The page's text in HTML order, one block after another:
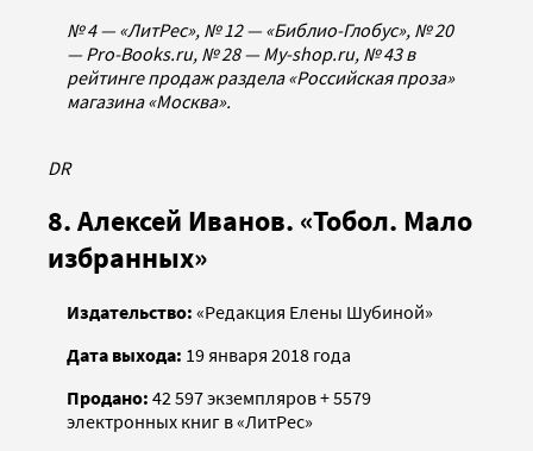
№ 4 — «ЛитРес», № 12 — «Библио-Глобус», № 20
— Pro-Books.ru, № 28 — My-shop.ru, № 43 в
рейтинге продаж раздела «Российская проза»
магазина «Москва».
DR
8. Алексей Иванов. «Тобол. Мало
избранных»
Издательство: «Редакция Елены Шубиной»
Дата выхода: 19 января 2018 года
Продано: 42 597 экземпляров + 5579
электронных книг в «ЛитРес»